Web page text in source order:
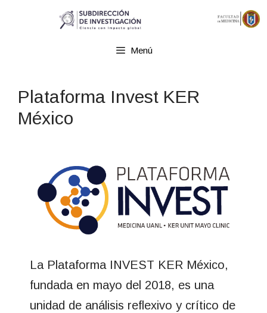
Menú
Plataforma Invest KER
México
La Plataforma INVEST KER México,
fundada en mayo del 2018, es una
unidad de análisis reflexivo y crítico de